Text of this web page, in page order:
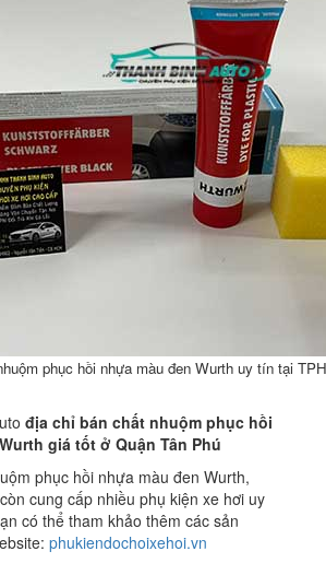
phục hồi nhựa màu đen Wurth uy tín tại
địa chỉ bán chất nhuộm phục hồi
giá tốt ở Quận Tân Phú
phục hồi nhựa màu đen Wurth,
cung cấp nhiều phụ kiện xe hơi uy
có thể tham khảo thêm các sản
phukiendochoixehoi.vn